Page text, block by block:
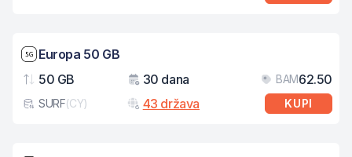
Brzina mreže: 5G
Europa 50 GB
Podaci
50 GB
Važenje
30 dana BAM62.50
Tip eSIM kartice
SURF(CY) 43 država KUPI